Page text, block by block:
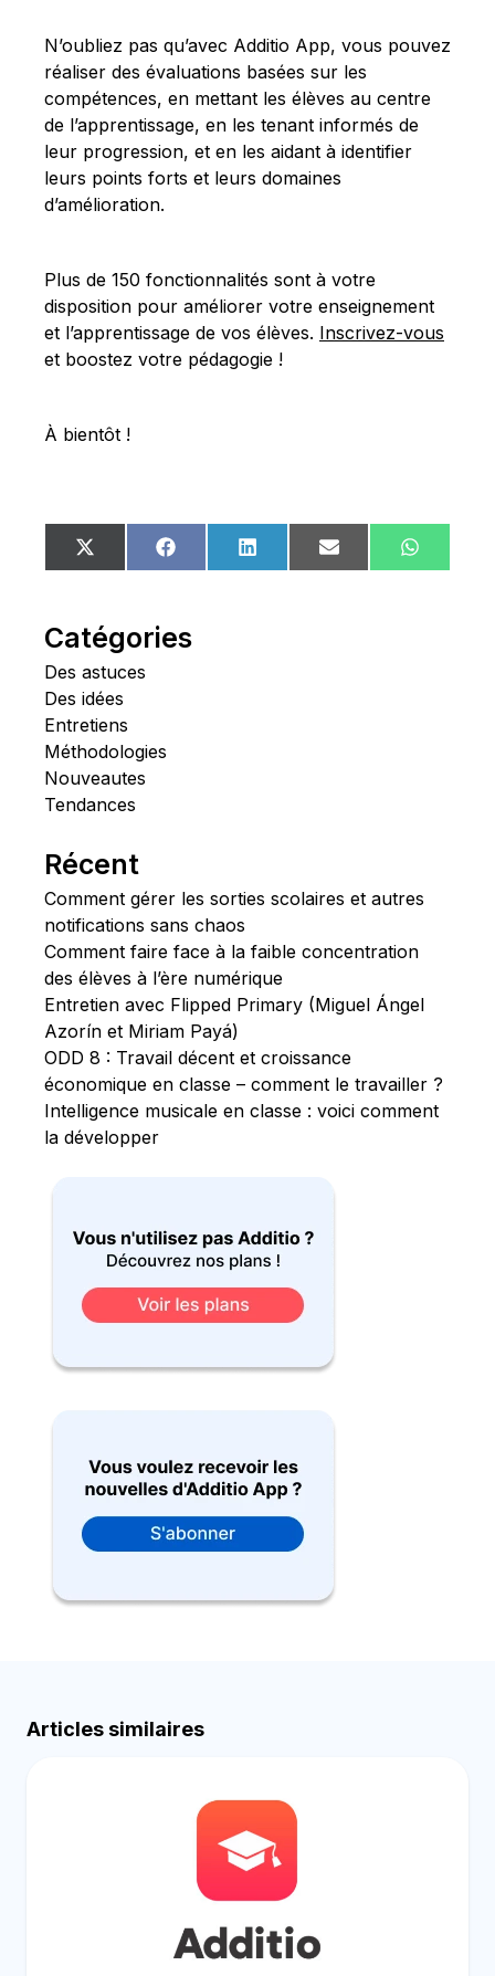
N’oubliez pas qu’avec Additio App, vous pouvez
réaliser des évaluations basées sur les
compétences, en mettant les élèves au centre
de l’apprentissage, en les tenant informés de
leur progression, et en les aidant à identifier
leurs points forts et leurs domaines
d’amélioration.
Plus de 150 fonctionnalités sont à votre
disposition pour améliorer votre enseignement
et l’apprentissage de vos élèves. Inscrivez-vous
et boostez votre pédagogie !
À bientôt !
Share
on
X
(Twitter)
Share
on
FacebookShare
on
LinkedIn Share
on
Email
Share
on
Catégories
Des astuces
Des idées
Entretiens
Méthodologies
Nouveautes
Tendances
Récent
Comment gérer les sorties scolaires et autres
notifications sans chaos
Comment faire face à la faible concentration
des élèves à l’ère numérique
Entretien avec Flipped Primary (Miguel Ángel
Azorín et Miriam Payá)
ODD 8 : Travail décent et croissance
économique en classe – comment le travailler ?
Intelligence musicale en classe : voici comment
la développer
Articles similaires